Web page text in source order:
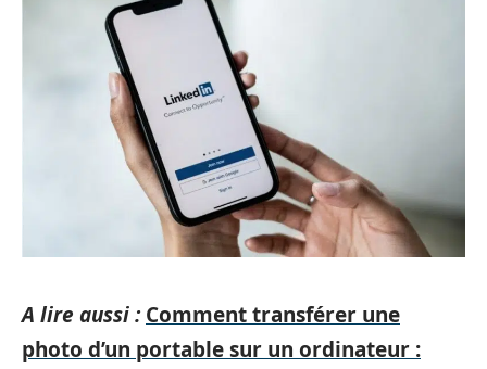
A lire aussi : Comment transférer une
photo d’un portable sur un ordinateur :